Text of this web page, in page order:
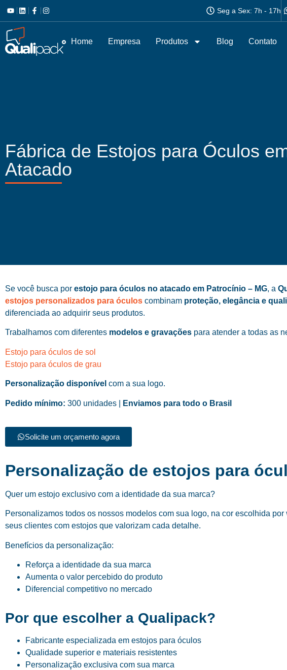
Seg a Sex: 7h - 17h
Home Empresa Produtos Blog Contato
Fábrica de Estojos para Óculos
Atacado
Se você busca por estojo para óculos no atacado em Patrocínio – MG, a
estojos personalizados para óculos combinam proteção, elegância e
diferenciada ao adquirir seus produtos.
Trabalhamos com diferentes modelos e gravações para atender a todas as
Estojo para óculos de sol
Estojo para óculos de grau
Personalização disponível com a sua logo.
Pedido mínimo: 300 unidades | Enviamos para todo o Brasil
Solicite um orçamento agora
Personalização de estojos para
Quer um estojo exclusivo com a identidade da sua marca?
Personalizamos todos os nossos modelos com sua logo, na cor escolhida
seus clientes com estojos que valorizam cada detalhe.
Benefícios da personalização:
Reforça a identidade da sua marca
Aumenta o valor percebido do produto
Diferencial competitivo no mercado
Por que escolher a Qualipack?
Fabricante especializada em estojos para óculos
Qualidade superior e materiais resistentes
Personalização exclusiva com sua marca